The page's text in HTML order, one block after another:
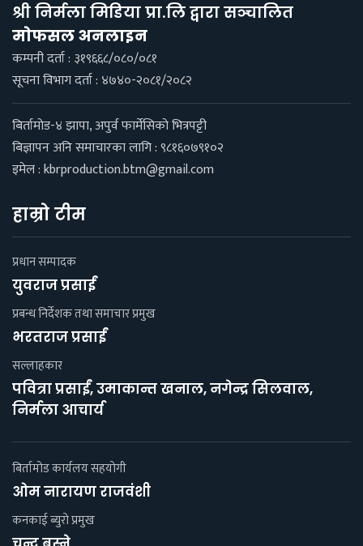
श्री निर्मला मिडिया प्रा.लि द्वारा सञ्चालित
माेफसल अनलाइन
कम्पनी दर्ता : ३१९६६८/०८०/०८१
सूचना विभाग दर्ता : ४७४०-२०८१/२०८२
बिर्तामाेड-४ झापा, अपुर्व फार्मेसिकाे भित्रपट्टी
बिज्ञापन अनि समाचारका लागि : ९८१६०७९१०२
इमेल :kbrproduction.btm@gmail.com
हाम्रो टीम
प्रधान सम्पादक
युवराज प्रसाईं
प्रबन्ध निर्देशक तथा समाचार प्रमुख
भरतराज प्रसाईं
सल्लाहकार
पवित्रा प्रसाईं, उमाकान्त खनाल, नगेन्द्र सिलवाल,
निर्मला आचार्य
बिर्तामोड कार्यलय सहयाेगी
ओम नारायण राजवंशी
कनकाई ब्युराे प्रमुख